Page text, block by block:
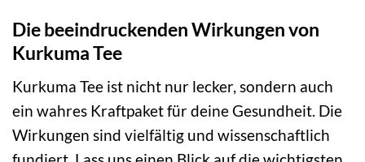
Die beeindruckenden Wirkungen von
Kurkuma Tee
Kurkuma Tee ist nicht nur lecker, sondern auch
ein wahres Kraftpaket für deine Gesundheit. Die
Wirkungen sind vielfältig und wissenschaftlich